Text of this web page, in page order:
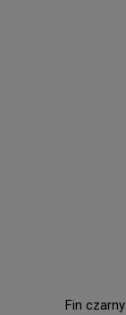
Fin